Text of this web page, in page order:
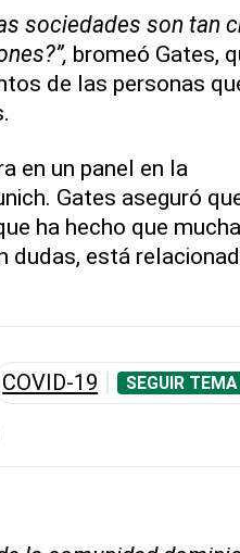
sociedades son tan
bromeó Gates,
de las personas
en un panel en la
Gates aseguró
ha hecho que
dudas, está
COVID-19 SEGUIR